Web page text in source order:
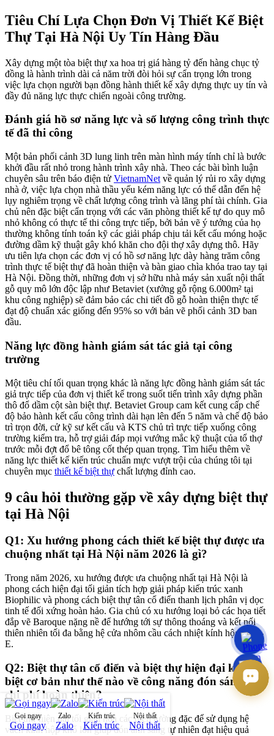
Tiêu Chí Lựa Chọn Đơn Vị Thiết Kế Biệt
Thự Tại Hà Nội Uy Tín Hàng Đầu
Xây dựng một tòa biệt thự xa hoa trị giá hàng tỷ đến hàng chục tỷ
đồng là hành trình dài cả năm trời đòi hỏi sự cẩn trọng lớn trong
việc lựa chọn người bạn đồng hành thiết kế xây dựng thực uy tín và
đầy đủ năng lực thực chiến ngoài công trường.
Đánh giá hồ sơ năng lực và số lượng công trình thực
tế đã thi công
Một bản phối cảnh 3D lung linh trên màn hình máy tính chỉ là bước
khởi đầu rất nhỏ trong hành trình xây nhà. Theo các bài bình luận
chuyên sâu trên báo điện tử VietnamNet về quản lý rủi ro xây dựng
nhà ở, việc lựa chọn nhà thầu yếu kém năng lực có thể dẫn đến hệ
lụy nghiêm trọng về chất lượng công trình và lãng phí tài chính. Gia
chủ nên đặc biệt cẩn trọng với các văn phòng thiết kế tự do quy mô
nhỏ không có thực tế thi công trực tiếp, bởi bản vẽ ý tưởng của họ
thường không tính toán kỹ các giải pháp chịu tải kết cấu móng hoặc
đường dầm kỹ thuật gây khó khăn cho đội thợ xây dựng thô. Hãy
ưu tiên lựa chọn các đơn vị có hồ sơ năng lực dày hàng trăm công
trình thực tế biệt thự đã hoàn thiện và bàn giao chìa khóa trao tay tại
Hà Nội. Đồng thời, những đơn vị sở hữu nhà máy sản xuất nội thất
gỗ quy mô lớn độc lập như Betaviet (xưởng gỗ rộng 6.000m² tại
khu công nghiệp) sẽ đảm bảo các chi tiết đồ gỗ hoàn thiện thực tế
đạt độ chuẩn xác giống đến 95% so với bản vẽ phối cảnh 3D ban
đầu.
Năng lực đồng hành giám sát tác giả tại công
trường
Một tiêu chí tối quan trọng khác là năng lực đồng hành giám sát tác
giả trực tiếp của đơn vị thiết kế trong suốt tiến trình xây dựng phần
thô đổ dầm cột sàn biệt thự. Betaviet Group cam kết cung cấp chế
độ bảo hành kết cấu công trình dài hạn lên đến 5 năm và chế độ bảo
trì trọn đời, cử kỹ sư kết cấu và KTS chủ trì trực tiếp xuống công
trường kiểm tra, hỗ trợ giải đáp mọi vướng mắc kỹ thuật của tổ thợ
trước mỗi đợt đổ bê tông cốt thép quan trọng. Tìm hiểu thêm về
năng lực thiết kế kiến trúc chuẩn mực vượt trội của chúng tôi tại
chuyên mục thiết kế biệt thự chất lượng đỉnh cao.
9 câu hỏi thường gặp về xây dựng biệt thự
tại Hà Nội
Q1: Xu hướng phong cách thiết kế biệt thự được ưa
chuộng nhất tại Hà Nội năm 2026 là gì?
Trong năm 2026, xu hướng được ưa chuộng nhất tại Hà Nội là
phong cách hiện đại tối giản tích hợp giải pháp kiến trúc xanh
Biophilic và phong cách biệt thự tân cổ điển thanh lịch phân vị dọc
tinh tế đối xứng hoàn hảo. Gia chủ có xu hướng loại bỏ các họa tiết
đắp vẽ Baroque nặng nề để hướng tới sự thông thoáng và kết nối
thiên nhiên tối đa bằng hệ cửa nhôm cầu cách nhiệt kính hộp Low-
E.
Q2: Biệt thự tân cổ điển và biệt thự hiện đại khác
biệt cơ bản như thế nào về công năng đón sáng và
chi phí hoàn thiện?
Biệt thự hiện đại tối giản hóa các diện tường đặc để sử dụng hệ
vách kính hộp khổ lớn giúp đón ánh sáng tự nhiên đạt hiệu quả
Gọi ngay
Gọi ngay
Zalo
Zalo
Kiến trúc
Kiến trúc
Nội thất
Nội thất